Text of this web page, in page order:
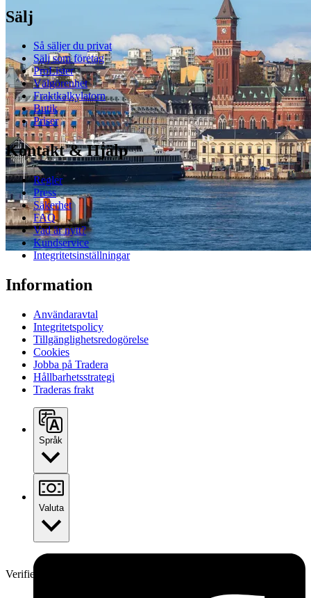
Verifierad
Sälj
Så säljer du privat
Sälj som företag
ProLister
Välgörenhet
Fraktkalkylatorn
Butik
Priser
Kontakt & Hjälp
Regler
Press
Säkerhet
FAQ
Vad är nytt?
Kundservice
Integritetsinställningar
Information
Användaravtal
Integritetspolicy
Tillgänglighetsredogörelse
Cookies
Jobba på Tradera
Hållbarhetsstrategi
Traderas frakt
Språk
Valuta